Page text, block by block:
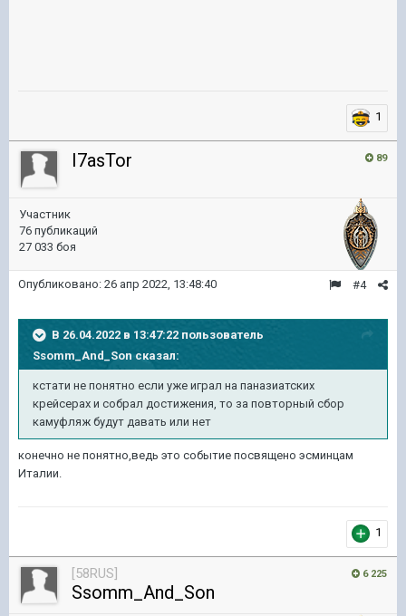
1
89
I7asTor
Участник
76 публикаций
27 033 боя
#4
Опубликовано: 26 апр 2022, 13:48:40
В 26.04.2022 в 13:47:22 пользователь
Ssomm_And_Sonсказал:
кстати не понятно если уже играл на паназиатских
крейсерах и собрал достижения, то за повторный сбор
камуфляж будут давать или нет
конечно не понятно,ведь это событие посвящено эсминцам
Италии.
1
6 225
[58RUS]
Ssomm_And_Son